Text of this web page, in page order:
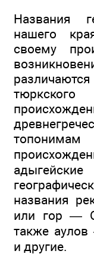
Названия
нашего
своему
названия
или гор —
также
и другие.